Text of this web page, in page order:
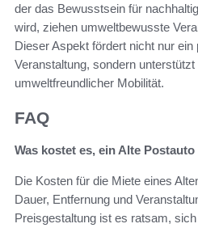
der das Bewusstsein für
wird, ziehen umweltbewusste
Dieser Aspekt fördert nicht nur ein
Veranstaltung, sondern
umweltfreundlicher Mobilität.
FAQ
Was kostet es, ein Alte
Die Kosten für die Miete eines
Dauer, Entfernung und
Preisgestaltung ist es ratsam,